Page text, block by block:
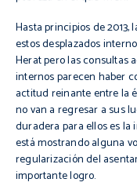
Hasta principios de
estos desplazados
Heratpero las consultas
internos parecen haber
actitud reinante entre la
no van a regresar a sus
duradera para ellos es la
está mostrando alguna
regularizacióndel
importante logro.